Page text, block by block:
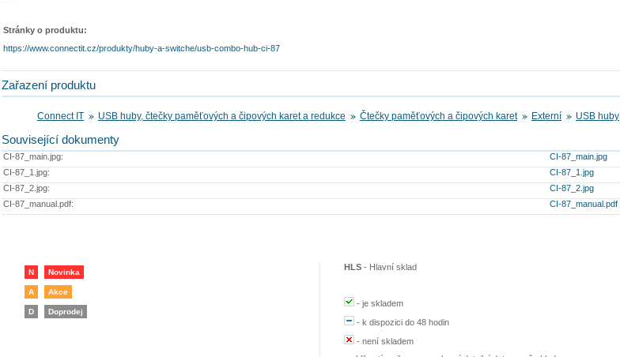
Stránky o produktu:
https://www.connectit.cz/produkty/huby-a-switche/usb-combo-hub-ci-87
Zařazení produktu
Connect IT USB huby, čtečky paměťových a čipových karet a redukce Čtečky paměťových a čipových karet Externí USB huby
Související dokumenty
CI-87_main.jpg:
CI-87_main.jpg
CI-87_1.jpg:
CI-87_1.jpg
CI-87_2.jpg:
CI-87_2.jpg
CI-87_manual.pdf:
CI-87_manual.pdf
N Novinka
A Akce
D Doprodej
HLS - Hlavní sklad
-je skladem
-k dispozici do 48 hodin
-není skladem